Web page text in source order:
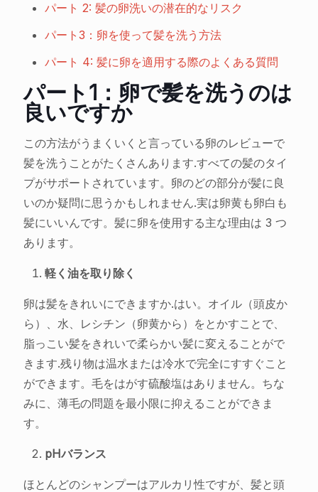
パート 2: 髪の卵洗いの潜在的なリスク
パート3：卵を使って髪を洗う方法
パート 4: 髪に卵を適用する際のよくある質問
パート1：卵で髪を洗うのは
良いですか
この方法がうまくいくと言っている卵のレビューで
髪を洗うことがたくさんあります.すべての髪のタイ
プがサポートされています。卵のどの部分が髪に良
いのか疑問に思うかもしれません.実は卵黄も卵白も
髪にいいんです。髪に卵を使用する主な理由は 3 つ
あります。
軽く油を取り除く
卵は髪をきれいにできますか.はい。オイル（頭皮か
ら）、水、レシチン（卵黄から）をとかすことで、
脂っこい髪をきれいで柔らかい髪に変えることがで
きます.残り物は温水または冷水で完全にすすぐこと
ができます。毛をはがす硫酸塩はありません。ちな
みに、薄毛の問題を最小限に抑えることができま
す。
pHバランス
ほとんどのシャンプーはアルカリ性ですが、髪と頭